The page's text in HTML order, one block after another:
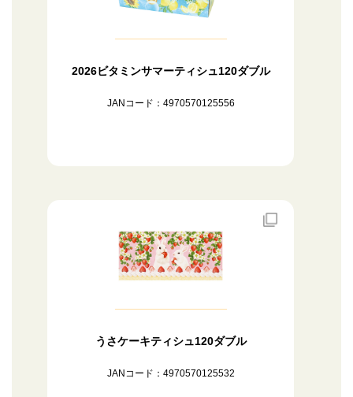
2026ビタミンサマーティシュ120ダブル
JANコード：4970570125556
うさケーキティシュ120ダブル
JANコード：4970570125532